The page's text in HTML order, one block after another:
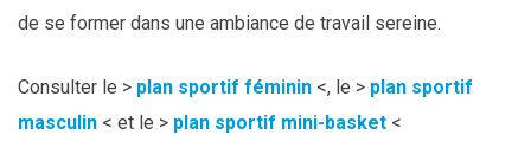
de se former dans une ambiance de travail sereine.
Consulter le > plan sportif féminin <, le > plan sportif
masculin < et le > plan sportif mini-basket <